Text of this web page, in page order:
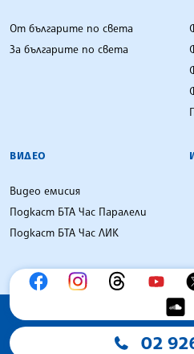
От българите по света
За българите по света
ВИДЕО
Видео емисия
Подкаст БТА Час Паралели
Подкаст БТА Час ЛИК
02